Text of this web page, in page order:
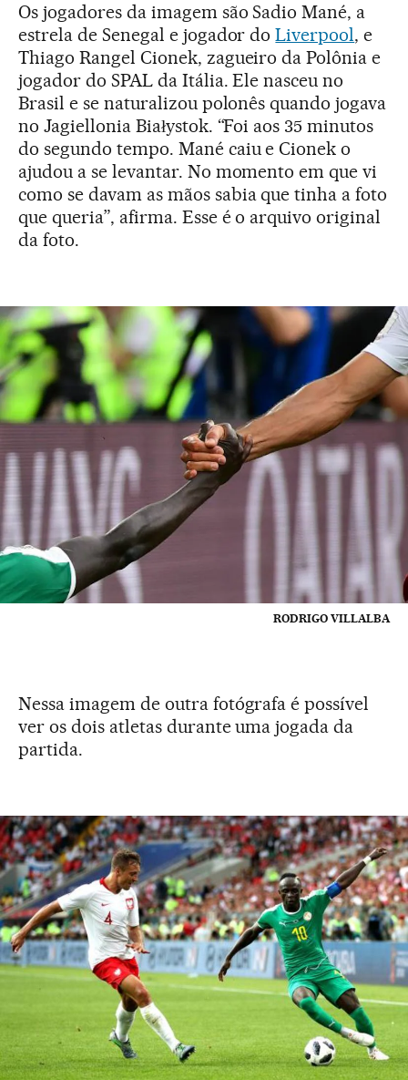
Os jogadores da imagem são Sadio Mané, a
estrela de Senegal e jogador doLiverpool, e
Thiago Rangel Cionek, zagueiro da Polônia e
jogador do SPAL da Itália. Ele nasceu no
Brasil e se naturalizou polonês quando jogava
no Jagiellonia Białystok. “Foi aos 35 minutos
do segundo tempo. Mané caiu e Cionek o
ajudou a se levantar. No momento em que vi
como se davam as mãos sabia que tinha a foto
que queria”, afirma. Esse é o arquivo original
da foto.
RODRIGO VILLALBA
Nessa imagem de outra fotógrafa é possível
ver os dois atletas durante uma jogada da
partida.